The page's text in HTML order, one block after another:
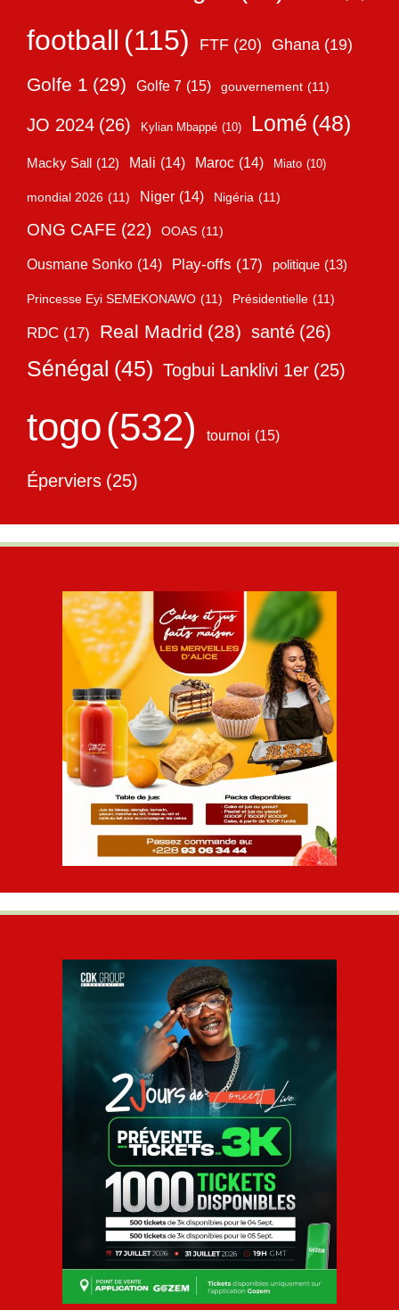
football (115) FTF (20) Ghana (19)
Golfe 1 (29) Golfe 7 (15) gouvernement (11)
JO 2024 (26) Kylian Mbappé (10) Lomé (48)
Macky Sall (12) Mali (14) Maroc (14) Miato (10)
mondial 2026 (11) Niger (14) Nigéria (11)
ONG CAFE (22) OOAS (11)
Ousmane Sonko (14) Play-offs (17) politique (13)
Princesse Eyi SEMEKONAWO (11) Présidentielle (11)
RDC (17) Real Madrid (28) santé (26)
Sénégal (45) Togbui Lanklivi 1er (25)
togo(532) tournoi (15)
Éperviers (25)